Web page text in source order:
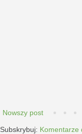
Nowszy post
Subskrybuj: Komentarze